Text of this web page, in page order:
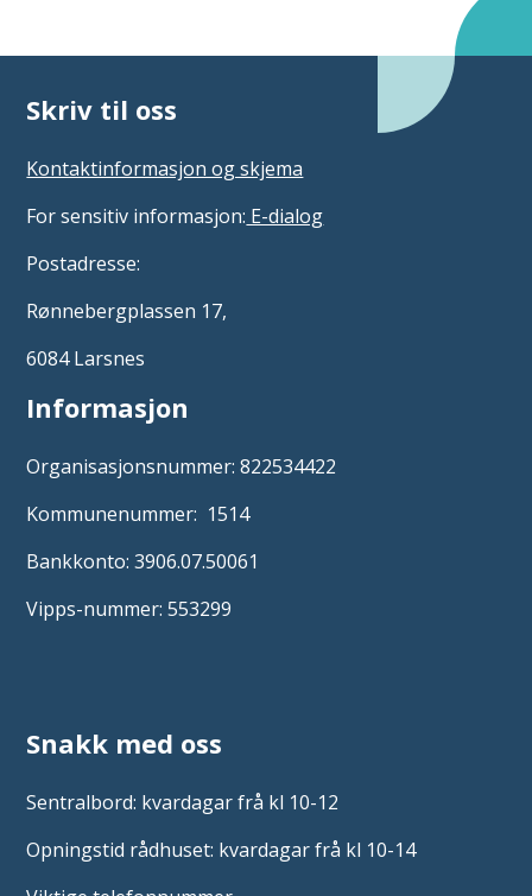
Skriv til oss
Kontaktinformasjon og skjema
For sensitiv informasjon: E-dialog
Postadresse:
Rønnebergplassen 17,
6084 Larsnes
Informasjon
Organisasjonsnummer: 822534422
Kommunenummer: 1514
Bankkonto: 3906.07.50061
Vipps-nummer: 553299
Snakk med oss
Sentralbord: kvardagar frå kl 10-12
Opningstid rådhuset: kvardagar frå kl 10-14